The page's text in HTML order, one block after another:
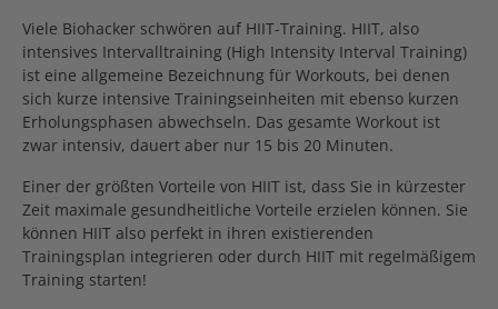
Viele Biohacker schwören auf HIIT-Training. HIIT, also
intensives Intervalltraining (High Intensity Interval Training)
ist eine allgemeine Bezeichnung für Workouts, bei denen
sich kurze intensive Trainingseinheiten mit ebenso kurzen
Erholungsphasen abwechseln. Das gesamte Workout ist
zwar intensiv, dauert aber nur 15 bis 20 Minuten.
Einer der größten Vorteile von HIIT ist, dass Sie in kürzester
Zeit maximale gesundheitliche Vorteile erzielen können. Sie
können HIIT also perfekt in ihren existierenden
Trainingsplan integrieren oder durch HIIT mit regelmäßigem
Training starten!